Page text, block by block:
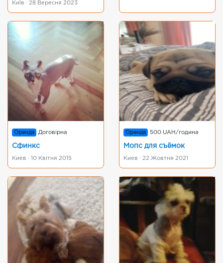
Київ · 28 Вересня 2023
Оренда Договірна
Сфинкс
Киев · 10 Квітня 2015
Оренда 500 UAH/година
Мопс для съёмок
Киев · 22 Жовтня 2021